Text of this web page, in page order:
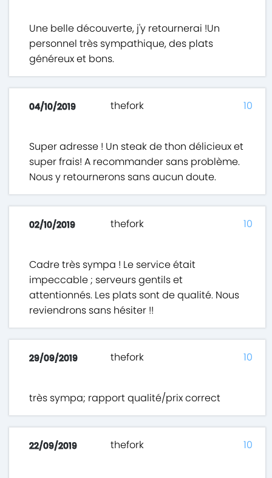
Une belle découverte, j'y retournerai !Un
personnel très sympathique, des plats
généreux et bons.
04/10/2019 thefork
Super adresse ! Un steak de thon délicieux et
super frais! A recommander sans problème.
Nous y retournerons sans aucun doute.
10
02/10/2019 thefork
Cadre très sympa ! Le service était
impeccable ; serveurs gentils et
attentionnés. Les plats sont de qualité. Nous
reviendrons sans hésiter !!
10
29/09/2019 thefork
très sympa; rapport qualité/prix correct
10
22/09/2019 thefork 10